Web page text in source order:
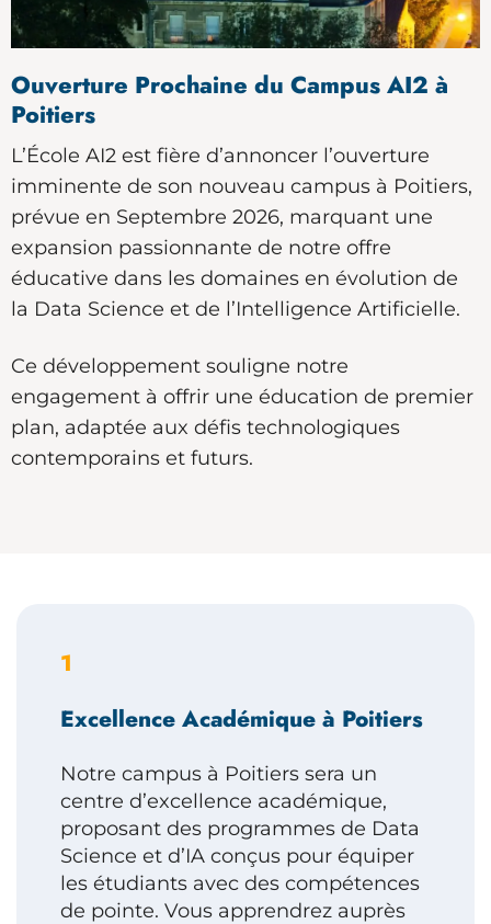
Ouverture Prochaine du Campus AI2 à
Poitiers
L’École AI2 est fière d’annoncer l’ouverture
imminente de son nouveau campus à Poitiers,
prévue en Septembre 2026, marquant une
expansion passionnante de notre offre
éducative dans les domaines en évolution de
la Data Science et de l’Intelligence Artificielle.
Ce développement souligne notre
engagement à offrir une éducation de premier
plan, adaptée aux défis technologiques
contemporains et futurs.
1
Excellence Académique à Poitiers
Notre campus à Poitiers sera un
centre d’excellence académique,
proposant des programmes de Data
Science et d’IA conçus pour équiper
les étudiants avec des compétences
de pointe. Vous apprendrez auprès